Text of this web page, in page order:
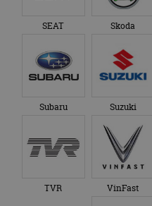
SEAT Skoda
Subaru Suzuki
TVR VinFast